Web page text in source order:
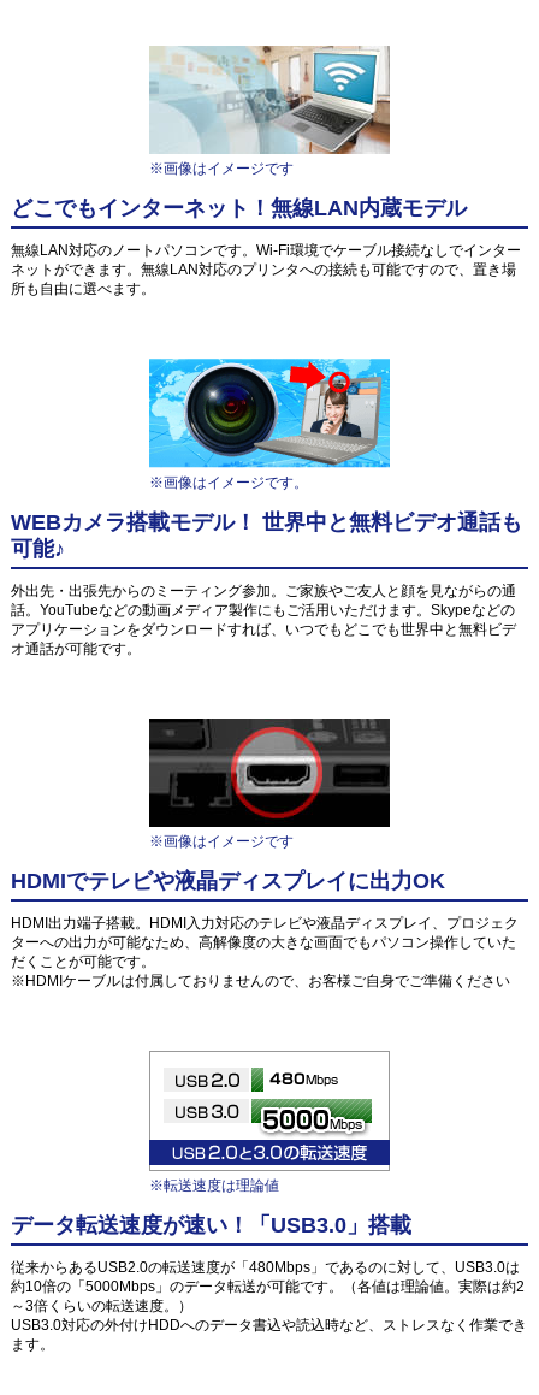
※画像はイメージです
どこでもインターネット！無線LAN内蔵モデル
無線LAN対応のノートパソコンです。Wi-Fi環境でケーブル接続なしでインター
ネットができます。無線LAN対応のプリンタへの接続も可能ですので、置き場
所も自由に選べます。
※画像はイメージです。
WEBカメラ搭載モデル！ 世界中と無料ビデオ通話も
可能♪
外出先・出張先からのミーティング参加。ご家族やご友人と顔を見ながらの通
話。YouTubeなどの動画メディア製作にもご活用いただけます。Skypeなどの
アプリケーションをダウンロードすれば、いつでもどこでも世界中と無料ビデ
オ通話が可能です。
※画像はイメージです
HDMIでテレビや液晶ディスプレイに出力OK
HDMI出力端子搭載。HDMI入力対応のテレビや液晶ディスプレイ、プロジェク
ターへの出力が可能なため、高解像度の大きな画面でもパソコン操作していた
だくことが可能です。
※HDMIケーブルは付属しておりませんので、お客様ご自身でご準備ください
※転送速度は理論値
データ転送速度が速い！「USB3.0」搭載
従来からあるUSB2.0の転送速度が「480Mbps」であるのに対して、USB3.0は
約10倍の「5000Mbps」のデータ転送が可能です。（各値は理論値。実際は約2
～3倍くらいの転送速度。）
USB3.0対応の外付けHDDへのデータ書込や読込時など、ストレスなく作業でき
ます。